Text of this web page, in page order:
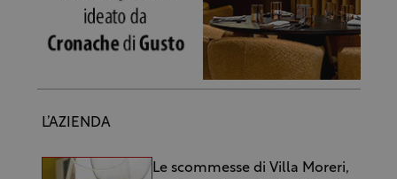
L’AZIENDA
Le scommesse di Villa Moreri,